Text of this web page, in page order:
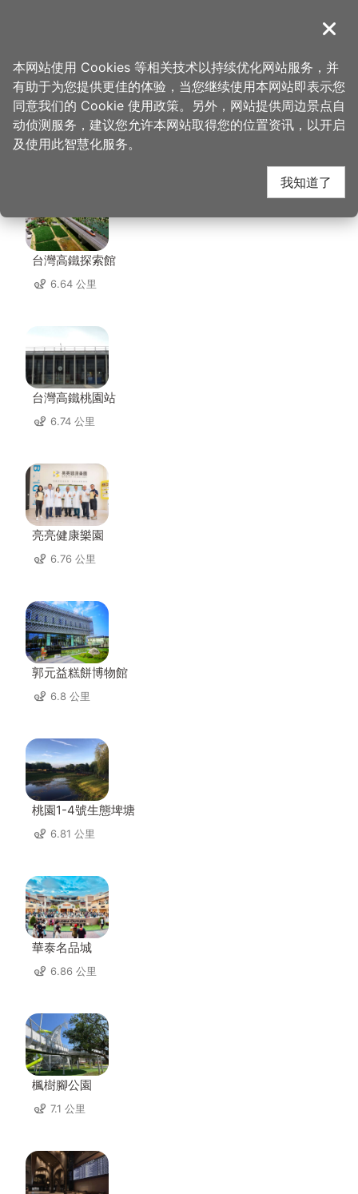
導覽
首页 > 想去的地方 > 住宿 > 名仕旅舘
名仕旅舘 周边景点
台灣高鐵探索館
6.64 公里
台灣高鐵桃園站
6.74 公里
亮亮健康樂園
6.76 公里
郭元益糕餅博物館
6.8 公里
桃園1-4號生態埤塘
6.81 公里
華泰名品城
6.86 公里
楓樹腳公園
7.1 公里
关闭
本网站使用 Cookies 等相关技术以持续优化网站服务，并
有助于为您提供更佳的体验，当您继续使用本网站即表示您
同意我们的 Cookie 使用政策。另外，网站提供周边景点自
动侦测服务，建议您允许本网站取得您的位置资讯，以开启
及使用此智慧化服务。
我知道了